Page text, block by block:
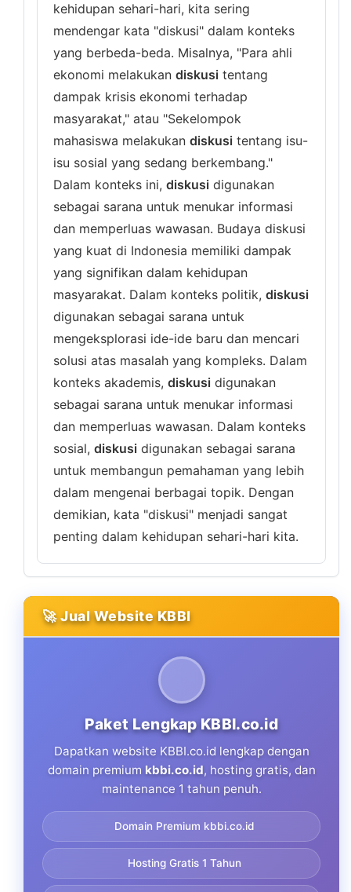
kehidupan sehari-hari, kita sering
mendengar kata "diskusi" dalam konteks
yang berbeda-beda. Misalnya, "Para ahli
ekonomi melakukan diskusi tentang
dampak krisis ekonomi terhadap
masyarakat," atau "Sekelompok
mahasiswa melakukan diskusi tentang isu-
isu sosial yang sedang berkembang."
Dalam konteks ini, diskusi digunakan
sebagai sarana untuk menukar informasi
dan memperluas wawasan. Budaya diskusi
yang kuat di Indonesia memiliki dampak
yang signifikan dalam kehidupan
masyarakat. Dalam konteks politik, diskusi
digunakan sebagai sarana untuk
mengeksplorasi ide-ide baru dan mencari
solusi atas masalah yang kompleks. Dalam
konteks akademis, diskusi digunakan
sebagai sarana untuk menukar informasi
dan memperluas wawasan. Dalam konteks
sosial, diskusi digunakan sebagai sarana
untuk membangun pemahaman yang lebih
dalam mengenai berbagai topik. Dengan
demikian, kata "diskusi" menjadi sangat
penting dalam kehidupan sehari-hari kita.
🚀 Jual Website KBBI
Paket Lengkap KBBI.co.id
Dapatkan website KBBI.co.id lengkap dengan
domain premium kbbi.co.id, hosting gratis, dan
maintenance 1 tahun penuh.
Domain Premium kbbi.co.id
Hosting Gratis 1 Tahun